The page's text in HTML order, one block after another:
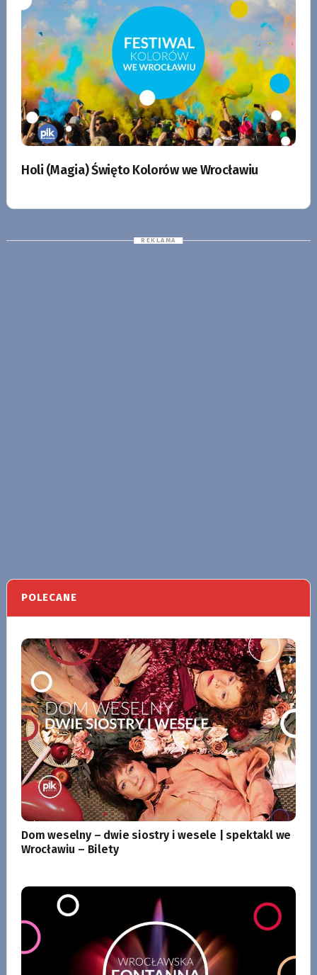
Holi (Magia) Święto Kolorów we Wrocławiu
POLECANE
Dom weselny – dwie siostry i wesele | spektakl we
Wrocławiu – Bilety